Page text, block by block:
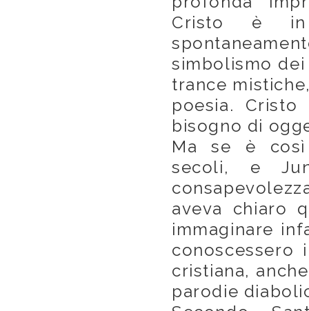
Cristo è
simbolismo
trance
poesia.
bisogno di
Ma se è così
secoli, e
aveva chiaro
immaginare
conoscessero
cristiana,
parodie